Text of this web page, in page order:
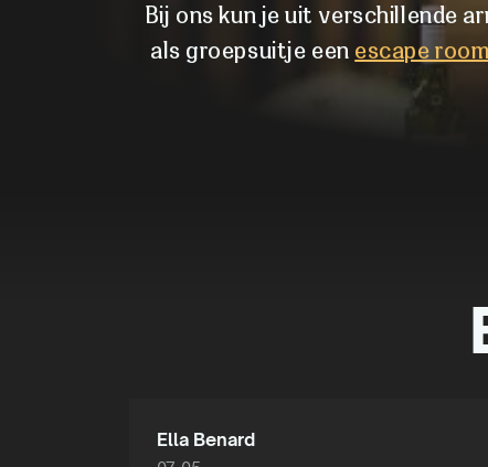
Bij ons kun je uit verschillende
als groepsuitje een escape
Ella Benard